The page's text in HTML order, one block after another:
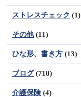
ストレスチェック (1)
その他(11)
ひな形、書き方 (13)
ブログ(718)
介護保険(4)